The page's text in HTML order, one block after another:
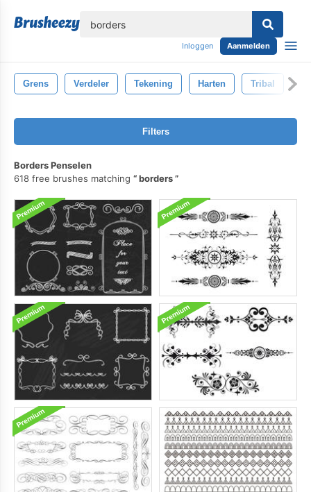
Inloggen Aanmelden
Grens Verdeler Tekening Harten Tribal
Filters
Borders Penselen
618 free brushes matching
borders